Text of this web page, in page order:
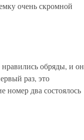
очень скромной
обряды, и он
раз, это
номер два состоялось